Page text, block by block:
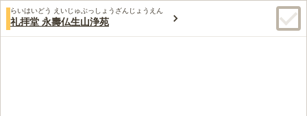
らいはいどう えいじゅぶっしょうざんじょうえん
礼拝堂 永壽仏生山浄苑